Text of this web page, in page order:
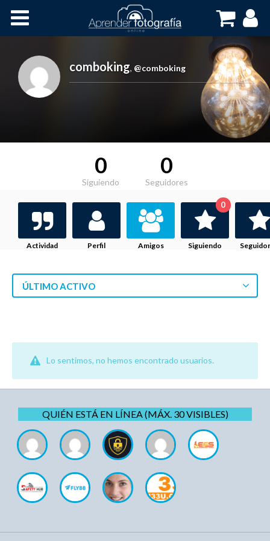
Cursos OnLine
comboking, @comboking
0
Siguiendo
0
Seguidores
Actividad Perfil Amigos Siguiendo
0
ÚLTIMO ACTIVO
Lo sentimos, no hemos encontrado usuarios.
QUIÉN ESTÁ EN LÍNEA (MÁX. 30 VISIBLES)